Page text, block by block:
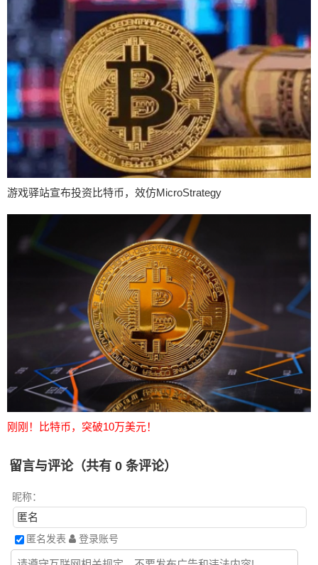
游戏驿站宣布投资比特币，效仿MicroStrategy
刚刚！比特币，突破10万美元！
留言与评论（共有 0 条评论）
昵称：
匿名发表 登录账号